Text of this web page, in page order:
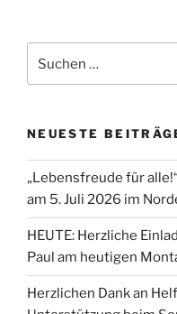
nach:
NEUESTE
„Lebensfreude für
am 5. Juli 2026 im
HEUTE: Herzliche
Paul am heutigen
Herzlichen Dank an